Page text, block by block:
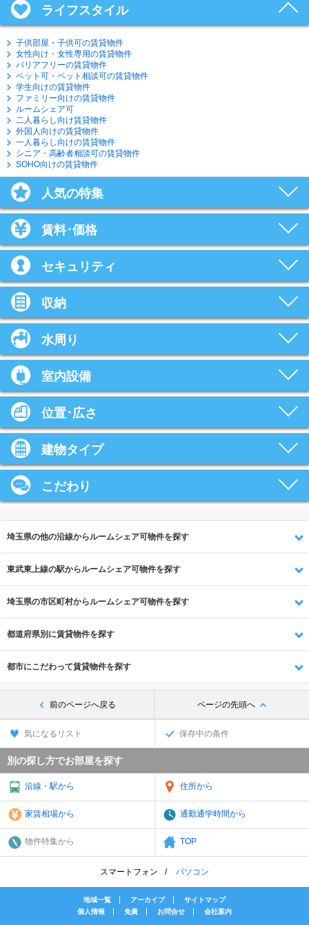
ライフスタイル
子供部屋・子供可の賃貸物件
女性向け・女性専用の賃貸物件
バリアフリーの賃貸物件
ペット可・ペット相談可の賃貸物件
学生向けの賃貸物件
ファミリー向けの賃貸物件
ルームシェア可
二人暮らし向け賃貸物件
外国人向けの賃貸物件
一人暮らし向けの賃貸物件
シニア・高齢者相談可の賃貸物件
SOHO向けの賃貸物件
人気の特集
賃料･価格
セキュリティ
収納
水周り
室内設備
位置･広さ
建物タイプ
こだわり
埼玉県の他の沿線からルームシェア可物件を探す
東武東上線の駅からルームシェア可物件を探す
埼玉県の市区町村からルームシェア可物件を探す
都道府県別に賃貸物件を探す
都市にこだわって賃貸物件を探す
前のページへ戻る ページの先頭へ
気になるリスト 保存中の条件
別の探し方でお部屋を探す
沿線・駅から 住所から
家賃相場から 通勤通学時間から
物件特集から TOP
スマートフォン パソコン
地域一覧 アーカイブ
サイトマップ
個人情報
免責 お問合せ 会社案内